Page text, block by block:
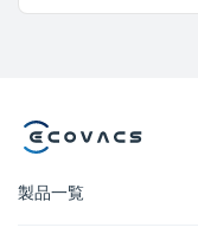
製品一覧